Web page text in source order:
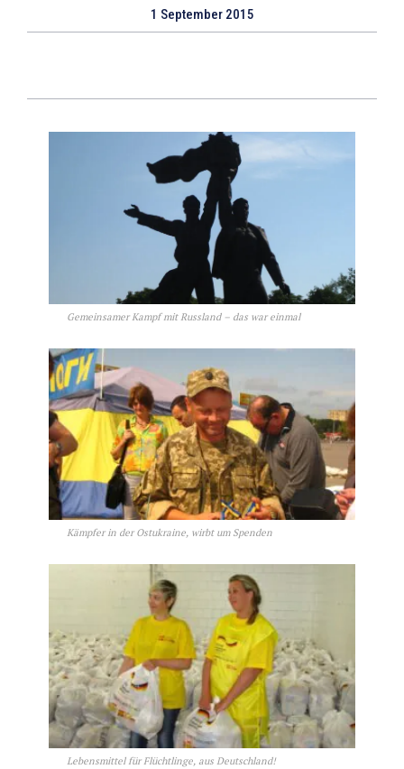
1 September 2015
Gemeinsamer Kampf mit Russland – das war einmal
Kämpfer in der Ostukraine, wirbt um Spenden
Lebensmittel für Flüchtlinge, aus Deutschland!